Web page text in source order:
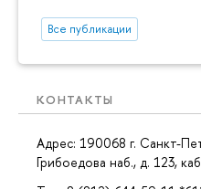
Все публикации
КОНТАКТЫ
Адрес: 190068 г. Санкт-
Грибоедова наб., д. 123,